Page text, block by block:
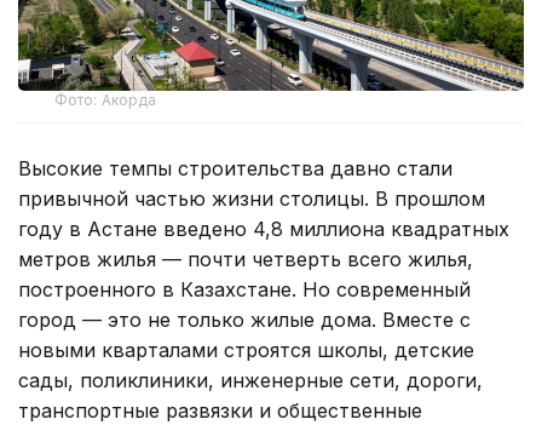
Фото: Акорда
Высокие темпы строительства давно стали
привычной частью жизни столицы. В прошлом
году в Астане введено 4,8 миллиона квадратных
метров жилья — почти четверть всего жилья,
построенного в Казахстане. Но современный
город — это не только жилые дома. Вместе с
новыми кварталами строятся школы, детские
сады, поликлиники, инженерные сети, дороги,
транспортные развязки и общественные